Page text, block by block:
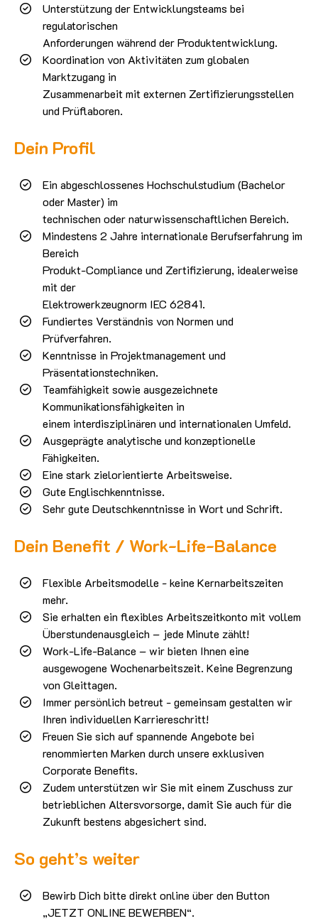
Unterstützung der Entwicklungsteams bei
regulatorischen
Anforderungen während der Produktentwicklung.
Koordination von Aktivitäten zum globalen
Marktzugang in
Zusammenarbeit mit externen Zertifizierungsstellen
und Prüflaboren.
Dein Profil
Ein abgeschlossenes Hochschulstudium (Bachelor
oder Master) im
technischen oder naturwissenschaftlichen Bereich.
Mindestens 2 Jahre internationale Berufserfahrung im
Bereich
Produkt-Compliance und Zertifizierung, idealerweise
mit der
Elektrowerkzeugnorm IEC 62841.
Fundiertes Verständnis von Normen und
Prüfverfahren.
Kenntnisse in Projektmanagement und
Präsentationstechniken.
Teamfähigkeit sowie ausgezeichnete
Kommunikationsfähigkeiten in
einem interdisziplinären und internationalen Umfeld.
Ausgeprägte analytische und konzeptionelle
Fähigkeiten.
Eine stark zielorientierte Arbeitsweise.
Gute Englischkenntnisse.
Sehr gute Deutschkenntnisse in Wort und Schrift.
Dein Benefit / Work-Life-Balance
Flexible Arbeitsmodelle - keine Kernarbeitszeiten
mehr.
Sie erhalten ein flexibles Arbeitszeitkonto mit vollem
Überstundenausgleich – jede Minute zählt!
Work-Life-Balance – wir bieten Ihnen eine
ausgewogene Wochenarbeitszeit. Keine Begrenzung
von Gleittagen.
Immer persönlich betreut - gemeinsam gestalten wir
Ihren individuellen Karriereschritt!
Freuen Sie sich auf spannende Angebote bei
renommierten Marken durch unsere exklusiven
Corporate Benefits.
Zudem unterstützen wir Sie mit einem Zuschuss zur
betrieblichen Altersvorsorge, damit Sie auch für die
Zukunft bestens abgesichert sind.
So geht’s weiter
Bewirb Dich bitte direkt online über den Button
„JETZT ONLINE BEWERBEN“.